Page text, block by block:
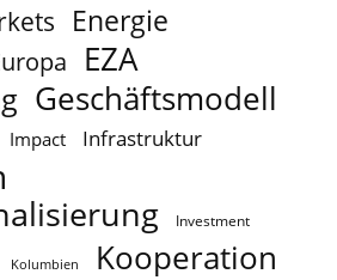
Energie
EZA
Geschäftsmodell
Impact Infrastruktur
Investment
Kolumbien Kooperation